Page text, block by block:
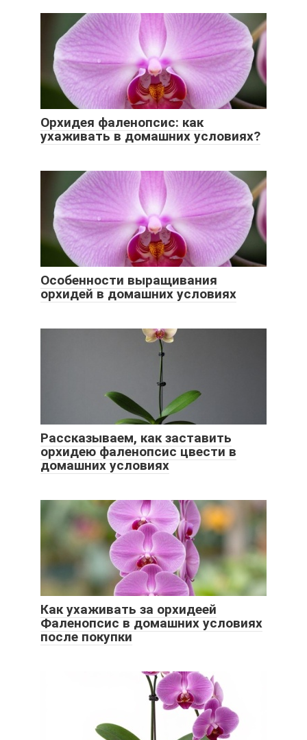
Орхидея фаленопсис: как
ухаживать в домашних условиях?
Особенности выращивания
орхидей в домашних условиях
Рассказываем, как заставить
орхидею фаленопсис цвести в
домашних условиях
Как ухаживать за орхидеей
Фаленопсис в домашних условиях
после покупки